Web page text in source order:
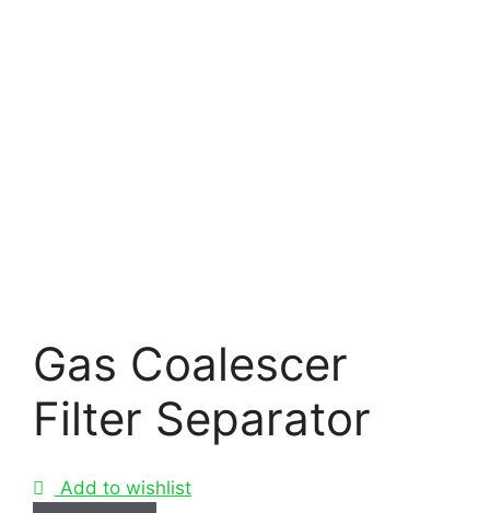
Gas Coalescer
Filter Separator
Add to wishlist